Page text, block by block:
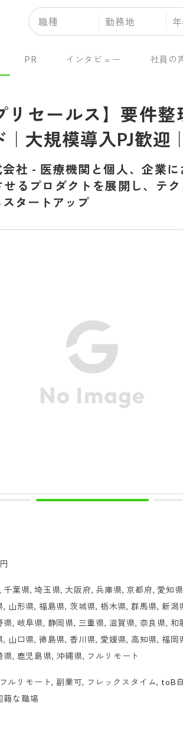
職種 勤務地
PR インタビュー 社員の
リセールス】要件
｜大規模導入PJ歓迎
社 - 医療機関と個人、企業
せるプロダクトを展開し、テ
タートアップ
千葉県, 埼玉県, 大阪府, 兵庫県, 京都府, 愛知
, 山形県, 福島県, 茨城県, 栃木県, 群馬県, 新潟
県, 岐阜県, 静岡県, 三重県, 滋賀県, 奈良県, 和
, 山口県, 徳島県, 香川県, 愛媛県, 高知県, 福岡
, 鹿児島県, 沖縄県, フルリモート
ルリモート, 副業可, フレックスタイム, toB
籍な職場